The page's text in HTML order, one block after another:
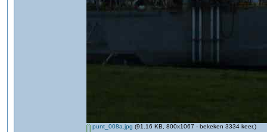
punt_008a.jpg (91.16 KB, 800x1067 - bekeken 3334 keer.)